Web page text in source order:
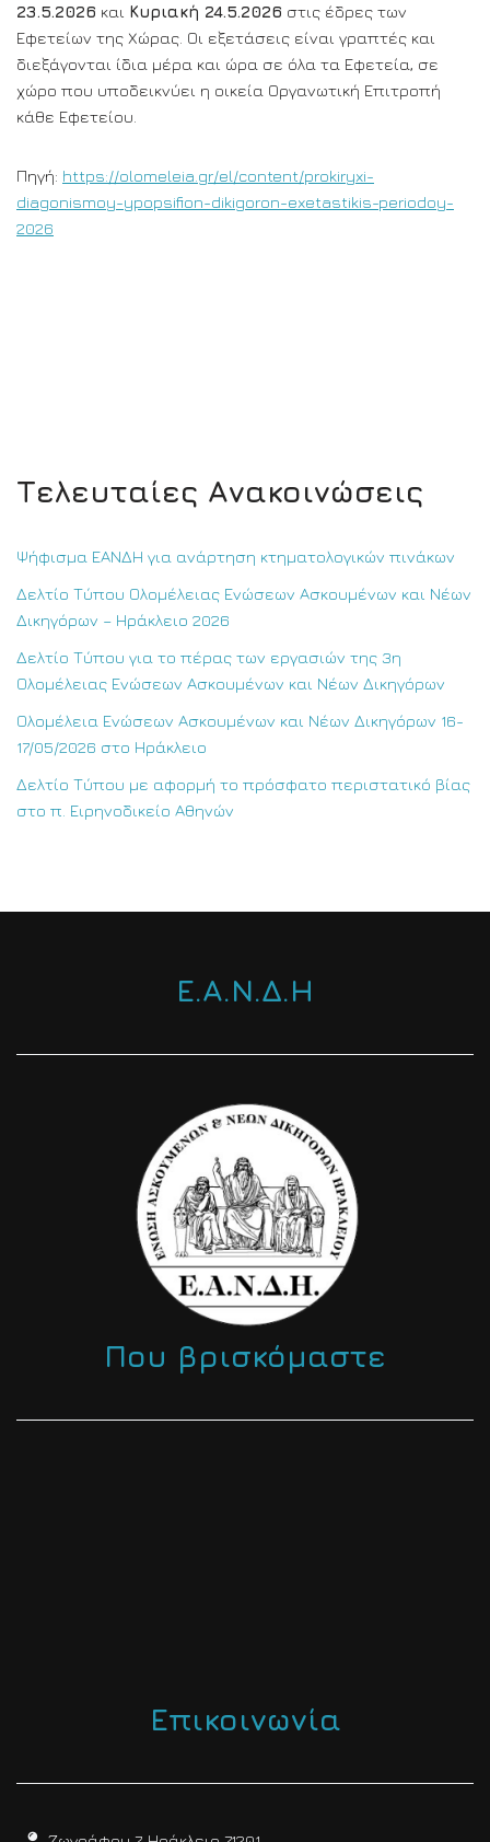
23.5.2026 και Κυριακή 24.5.2026 στις έδρες των
Εφετείων της Χώρας. Οι εξετάσεις είναι γραπτές και
διεξάγονται ίδια μέρα και ώρα σε όλα τα Εφετεία, σε
χώρο που υποδεικνύει η οικεία Οργανωτική Επιτροπή
κάθε Εφετείου.
Πηγή: https://olomeleia.gr/el/content/prokiryxi-
diagonismoy-ypopsifion-dikigoron-exetastikis-periodoy-
2026
Τελευταίες Ανακοινώσεις
Ψήφισμα ΕΑΝΔΗ για ανάρτηση κτηματολογικών πινάκων
Δελτίο Τύπου Ολομέλειας Ενώσεων Ασκουμένων και Νέων
Δικηγόρων – Ηράκλειο 2026
Δελτίο Τύπου για το πέρας των εργασιών της 3η
Ολομέλειας Ενώσεων Ασκουμένων και Νέων Δικηγόρων
Ολομέλεια Ενώσεων Ασκουμένων και Νέων Δικηγόρων 16-
17/05/2026 στο Ηράκλειο
Δελτίο Τύπου με αφορμή το πρόσφατο περιστατικό βίας
στο π. Ειρηνοδικείο Αθηνών
Ε.Α.Ν.Δ.Η
Που βρισκόμαστε
Επικοινωνία